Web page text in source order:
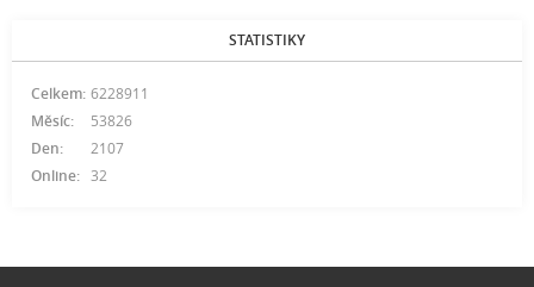
STATISTIKY
Online: 32
Celkem: 6228911
Měsíc:
53826
Den:
2107